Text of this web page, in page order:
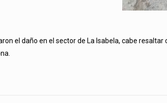
el daño en el sector de La Isabela, cabe